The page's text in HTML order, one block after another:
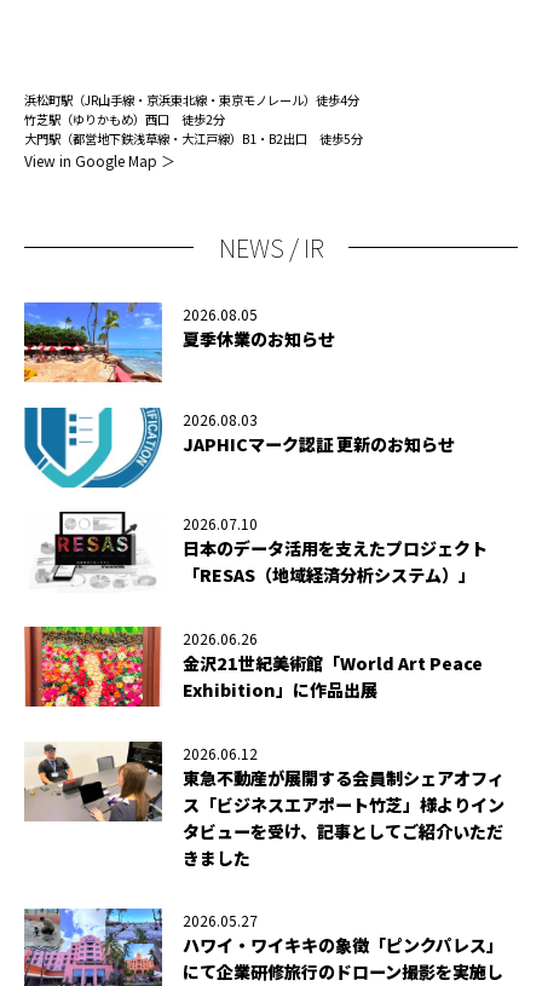
浜松町駅（JR山手線・京浜東北線・東京モノレール）徒歩4分
竹芝駅（ゆりかもめ）西口 徒歩2分
大門駅（都営地下鉄浅草線・大江戸線）B1・B2出口 徒歩5分
View in Google Map ＞
NEWS / IR
2026.08.05
夏季休業のお知らせ
2026.08.03
JAPHICマーク認証 更新のお知らせ
2026.07.10
日本のデータ活用を支えたプロジェクト
「RESAS（地域経済分析システム）」
2026.06.26
金沢21世紀美術館「World Art Peace
Exhibition」に作品出展
2026.06.12
東急不動産が展開する会員制シェアオフィ
ス「ビジネスエアポート竹芝」様よりイン
タビューを受け、記事としてご紹介いただ
きました
2026.05.27
ハワイ・ワイキキの象徴「ピンクパレス」
にて企業研修旅行のドローン撮影を実施し